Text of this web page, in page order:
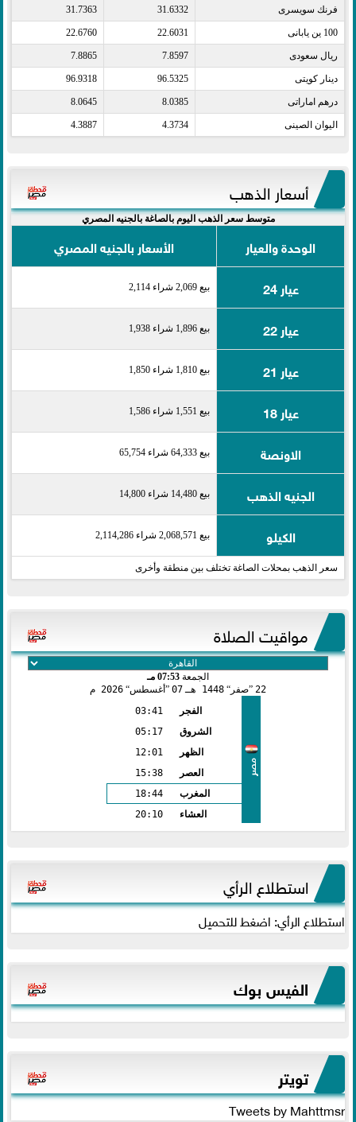
فرنك سويسرى​ 31.6332
31.7363
100 ين يابانى​ 22.6031
22.6760
ريال سعودى​ 7.8597
7.8865
دينار كويتى​ 96.5325
96.9318
درهم اماراتى​ 8.0385
8.0645
اليوان الصينى​ 4.3734
4.3887
أسعار الذهب
متوسط سعر الذهب اليوم بالصاغة بالجنيه المصري
الوحدة والعيار
الأسعار بالجنيه المصري
عيار 24
بيع 2,069 شراء 2,114
عيار 22 بيع 1,896 شراء 1,938
عيار 21 بيع 1,810 شراء 1,850
عيار 18 بيع 1,551 شراء 1,586
الاونصة بيع 64,333 شراء 65,754
الجنيه الذهب بيع 14,480 شراء 14,800
الكيلو بيع 2,068,571 شراء 2,114,286
سعر الذهب بمحلات الصاغة تختلف بين منطقة وأخرى
مواقيت الصلاة
الجمعة 07:53 مـ
22 صفر 1448 هـ 07 أغسطس 2026 م
مصر
الفجر
03:41
الشروق
05:17
الظهر
12:01
العصر
15:38
المغرب
18:44
العشاء
20:10
استطلاع الرأي
استطلاع الرأي: اضغط للتحميل
الفيس بوك
تويتر
Tweets by Mahttmsr